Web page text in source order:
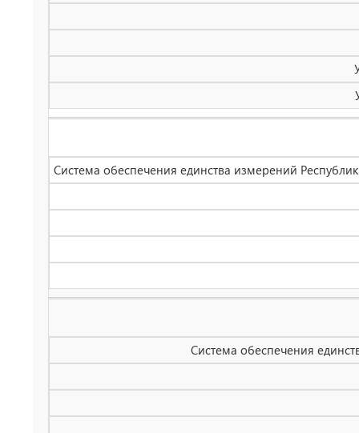
Система обеспечения единства измерений
Система обеспечения